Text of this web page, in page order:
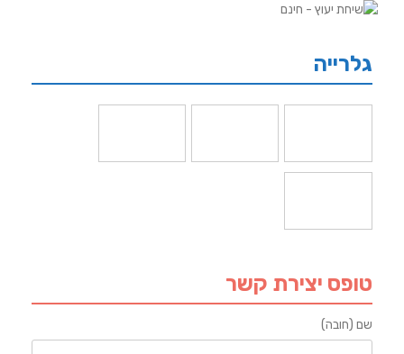
גלרייה
טופס יצירת קשר
שם (חובה)